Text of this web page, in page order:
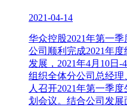
2021-04-14
华众控股2021年第一
公司顺利完成2021年
发展，2021年4月10日
组织全体分公司总经
人召开2021年第一季
划会议。结合公司发